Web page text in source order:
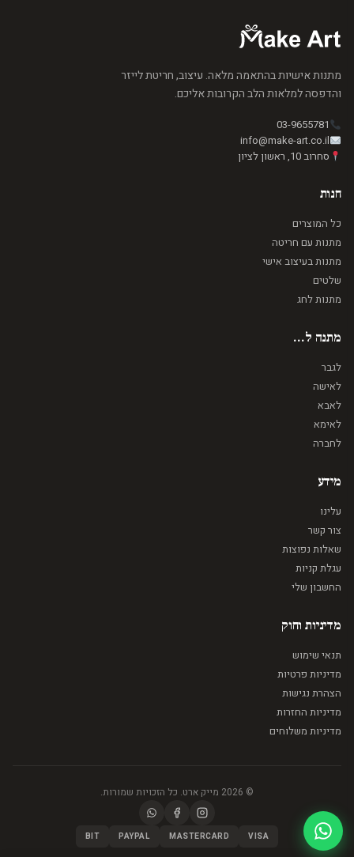
מתנות אישיות בהתאמה מלאה. עיצוב, חריטת לייזר
והדפסה למלאות הלב הקרובות אליכם.
03-9655781
info@make-art.co.il
סחרוב 10, ראשון לציון
חנות
כל המוצרים
מתנות עם חריטה
מתנות בעיצוב אישי
שלטים
מתנות לחג
מתנה ל...
לגבר
לאישה
לאבא
לאימא
לחברה
מידע
עלינו
צור קשר
שאלות נפוצות
עגלת קניות
החשבון שלי
מדיניות וחוק
תנאי שימוש
מדיניות פרטיות
הצהרת נגישות
מדיניות החזרות
מדיניות משלוחים
© 2026 מייק ארט. כל הזכויות שמורות.
VISA
MASTERCARD
PAYPAL
BIT